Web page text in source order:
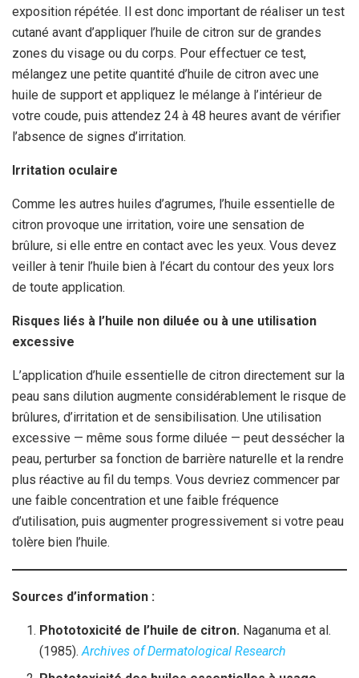
exposition répétée. Il est donc important de réaliser un test
cutané avant d’appliquer l’huile de citron sur de grandes
zones du visage ou du corps. Pour effectuer ce test,
mélangez une petite quantité d’huile de citron avec une
huile de support et appliquez le mélange à l’intérieur de
votre coude, puis attendez 24 à 48 heures avant de vérifier
l’absence de signes d’irritation.
Irritation oculaire
Comme les autres huiles d’agrumes, l’huile essentielle de
citron provoque une irritation, voire une sensation de
brûlure, si elle entre en contact avec les yeux. Vous devez
veiller à tenir l’huile bien à l’écart du contour des yeux lors
de toute application.
Risques liés à l’huile non diluée ou à une utilisation
excessive
L’application d’huile essentielle de citron directement sur la
peau sans dilution augmente considérablement le risque de
brûlures, d’irritation et de sensibilisation. Une utilisation
excessive — même sous forme diluée — peut dessécher la
peau, perturber sa fonction de barrière naturelle et la rendre
plus réactive au fil du temps. Vous devriez commencer par
une faible concentration et une faible fréquence
d’utilisation, puis augmenter progressivement si votre peau
tolère bien l’huile.
Sources d’information :
Phototoxicité de l’huile de citron. Naganuma et al.
(1985).Archives of Dermatological Research